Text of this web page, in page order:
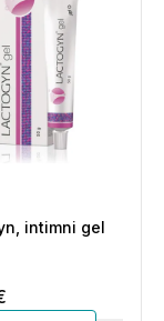
intimni gel